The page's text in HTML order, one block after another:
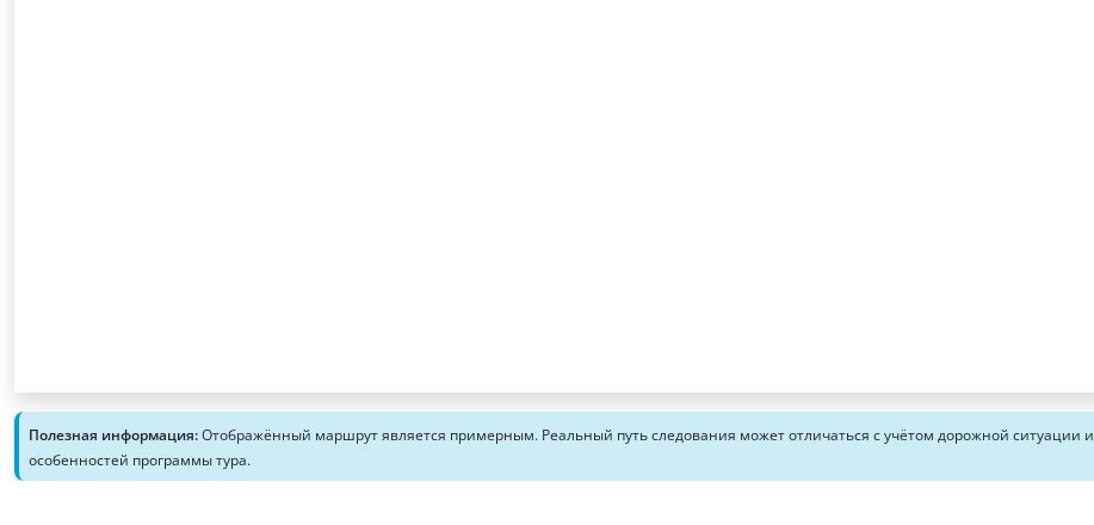
Полезная информация:Отображённый маршрут является примерным. Реальный путь следования может отличаться с учётом дорожной ситуации и
особенностей программы тура.